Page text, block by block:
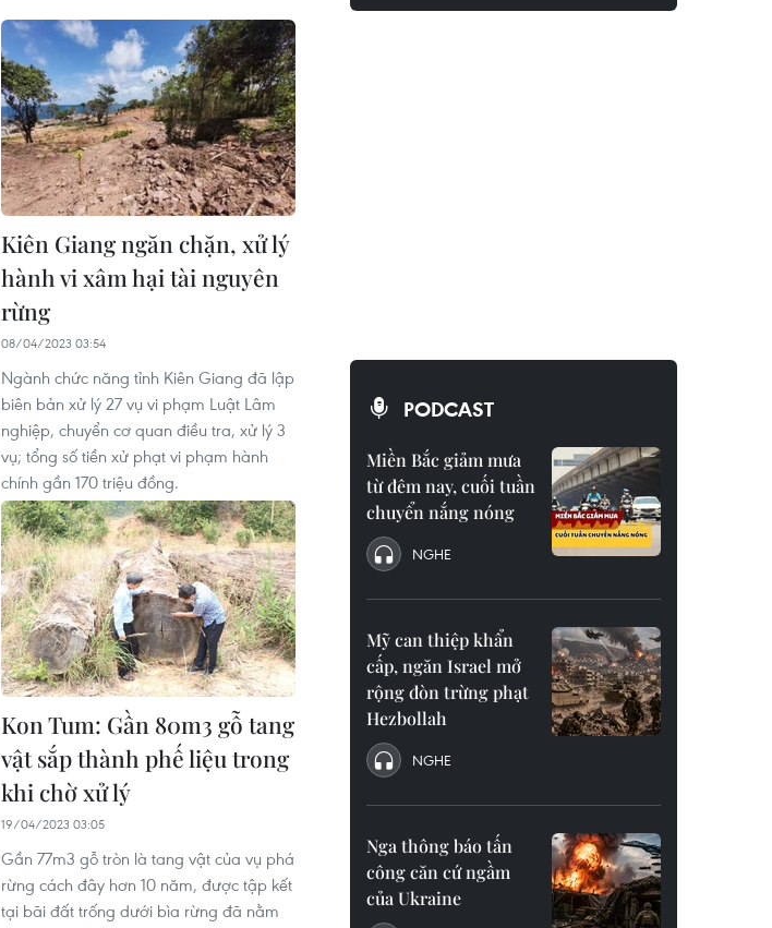
Kiên Giang ngăn chặn, xử lý
hành vi xâm hại tài nguyên
rừng
08/04/2023 03:54
Ngành chức năng tỉnh Kiên Giang đã lập
biên bản xử lý 27 vụ vi phạm Luật Lâm
nghiệp, chuyển cơ quan điều tra, xử lý 3
vụ; tổng số tiền xử phạt vi phạm hành
chính gần 170 triệu đồng.
Kon Tum: Gần 80m3 gỗ tang
vật sắp thành phế liệu trong
khi chờ xử lý
19/04/2023 03:05
Gần 77m3 gỗ tròn là tang vật của vụ phá
rừng cách đây hơn 10 năm, được tập kết
tại bãi đất trống dưới bìa rừng đã nằm
PODCAST
Miền Bắc giảm mưa
từ đêm nay, cuối tuần
chuyển nắng nóng
NGHE
Mỹ can thiệp khẩn
cấp, ngăn Israel mở
rộng đòn trừng phạt
Hezbollah
NGHE
Nga thông báo tấn
công căn cứ ngầm
của Ukraine